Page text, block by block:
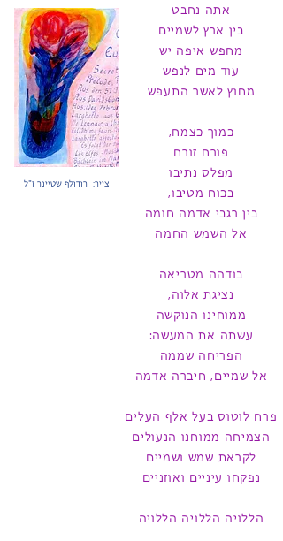
אתה נחבט
בין ארץ לשמיים
מחפש איפה יש
עוד מים לנפש
מחוץ לאשר התעפש
כמוך כצמח,
פורח זורח
מפלס נתיבו
בכוח מטיבו,
בין רגבי אדמה חומה
אל השמש החמה
בודהה מטריאה
נציגת אלוה,
ממוחינו הנוקשה
עשתה את המעשה:
הפריחה שממה
אל שמיים, חיברה אדמה
פרח לוטוס בעל אלף העלים
הצמיחה ממוחנו הנעולים
לקראת שמש ושמיים
נפקחו עיניים ואוזניים
הללויה הללויה הללויה
צייר: רודולף שטיינר ז"ל